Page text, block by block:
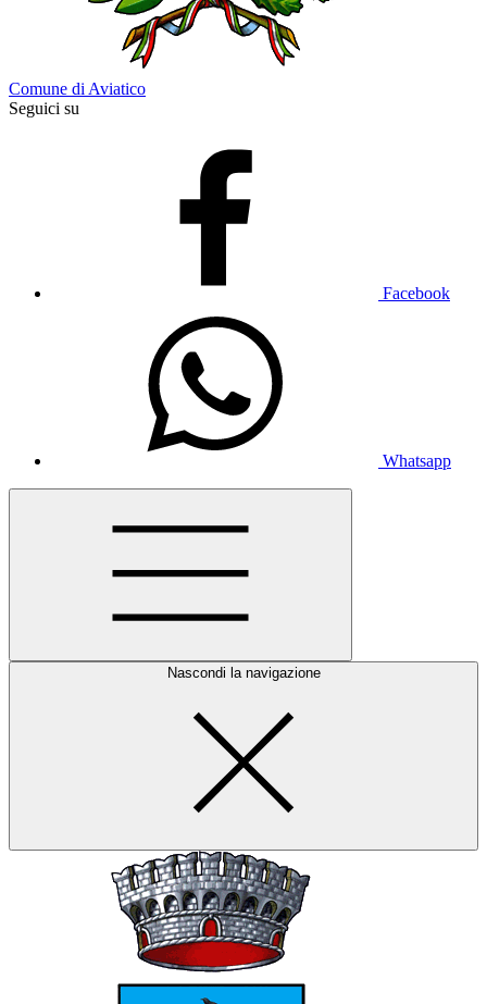
Comune di Aviatico
Seguici su
Facebook
Whatsapp
Nascondi la navigazione